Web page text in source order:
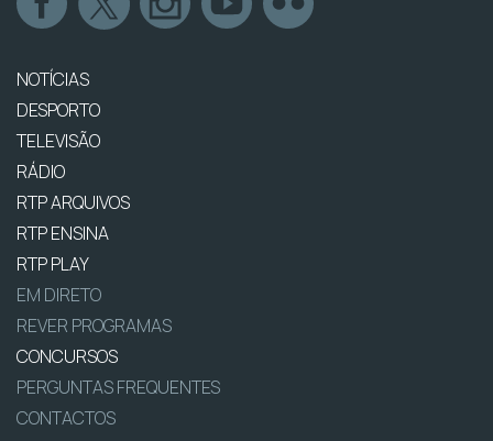
NOTÍCIAS
DESPORTO
TELEVISÃO
RÁDIO
RTP ARQUIVOS
RTP ENSINA
RTP PLAY
EM DIRETO
REVER PROGRAMAS
CONCURSOS
PERGUNTAS FREQUENTES
CONTACTOS